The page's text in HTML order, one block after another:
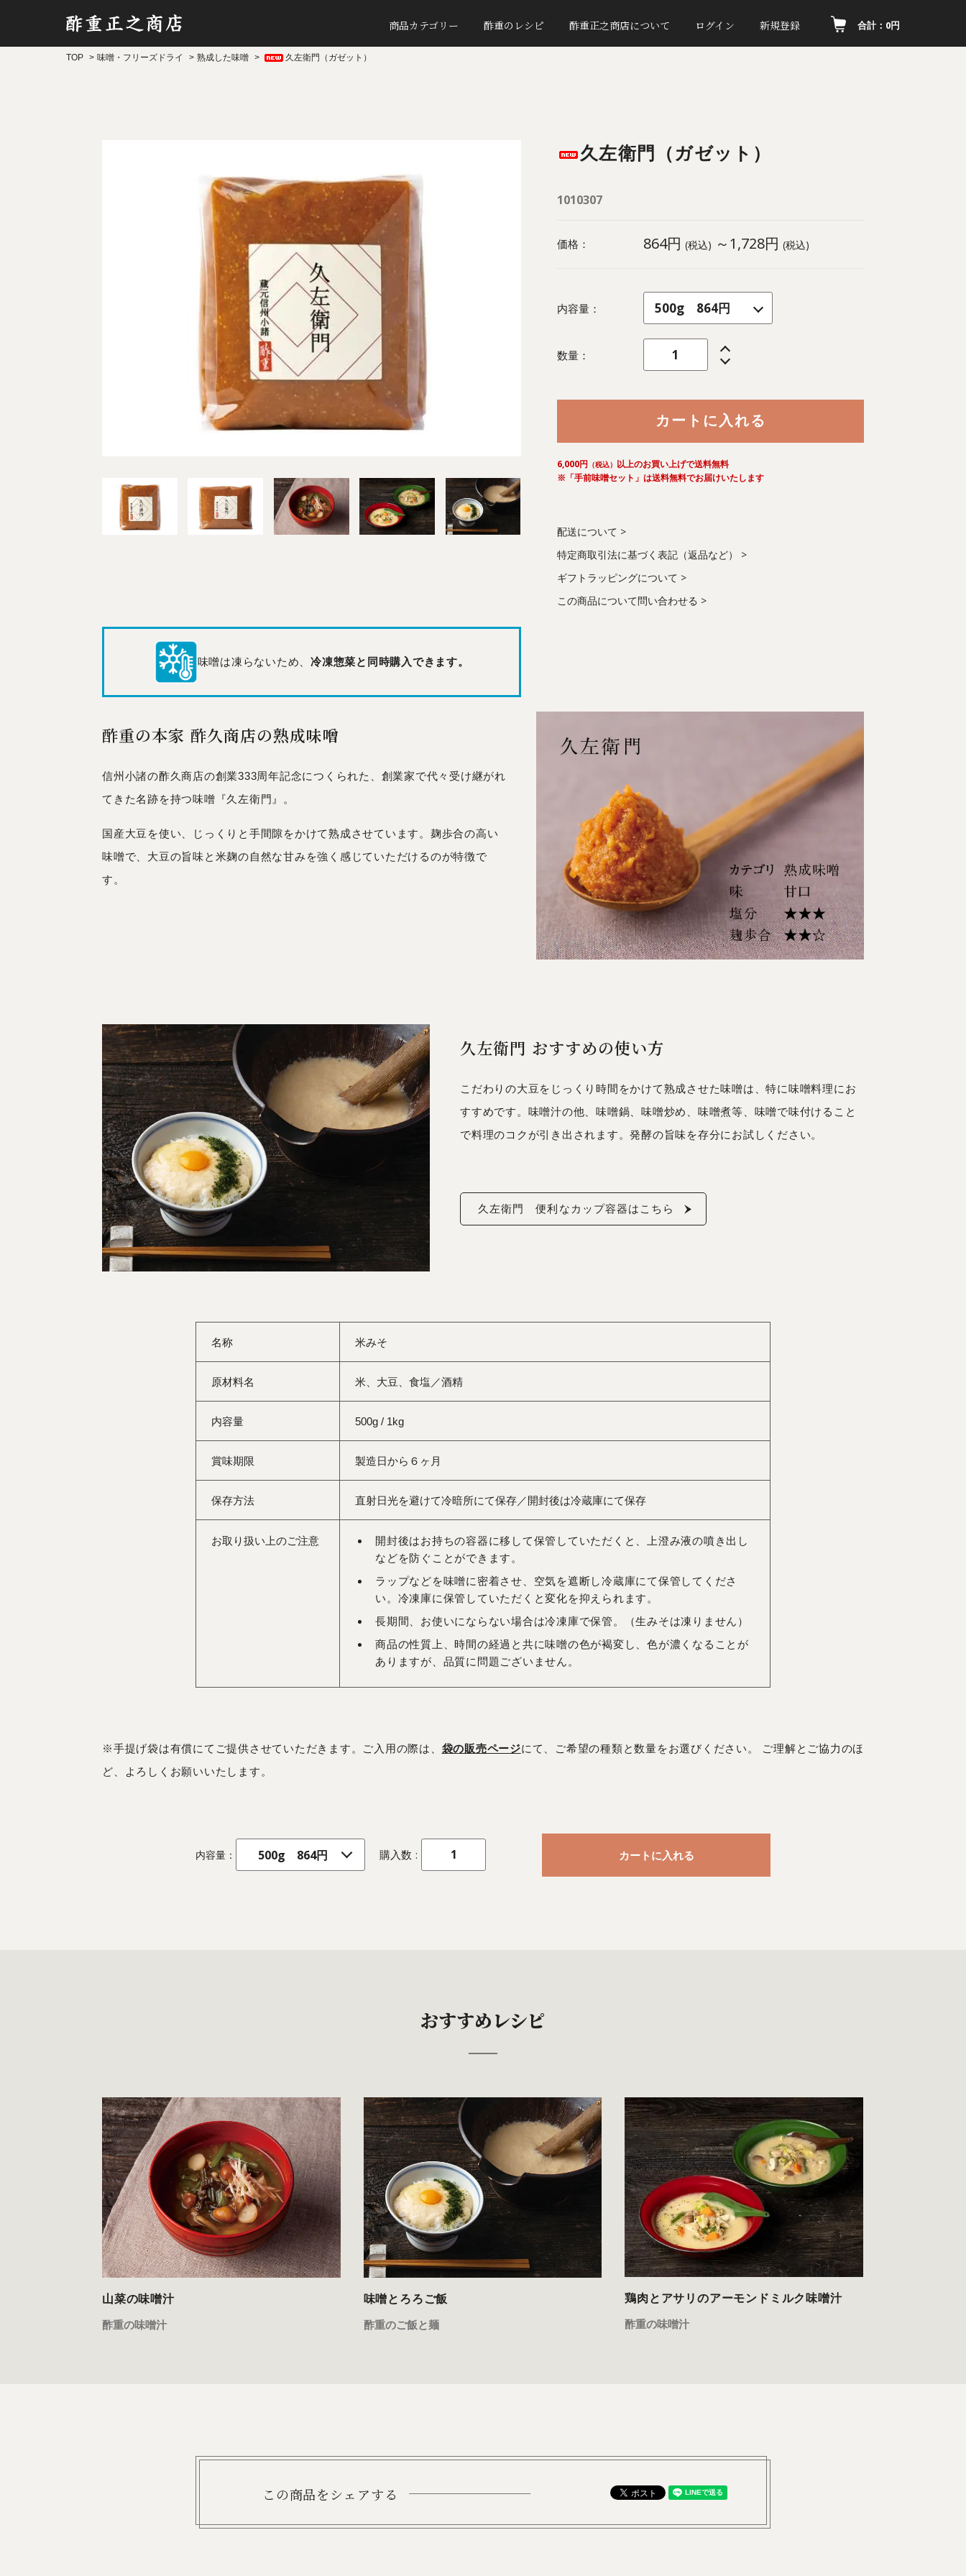
商品カテゴリー 酢重のレシピ 酢重正之商店について ログイン 新規登録 合計：0円
TOP 味噌・フリーズドライ 熟成した味噌 久左衛門（ガゼット）
久左衛門（ガゼット）
1010307
価格： 864円 (税込) ～1,728円 (税込)
内容量：
数量：
カートに入れる
6,000円 （税込） 以上のお買い上げで送料無料
※「手前味噌セット」は送料無料でお届けいたします
配送について
特定商取引法に基づく表記（返品など）
ギフトラッピングについて
この商品について問い合わせる
味噌は凍らないため、 冷凍惣菜と同時購入できます。
酢重の本家 酢久商店の熟成味噌
信州小諸の酢久商店の創業333周年記念につくられた、創業家で代々受け継がれ
てきた名跡を持つ味噌『久左衛門』。
国産大豆を使い、じっくりと手間隙をかけて熟成させています。麹歩合の高い
味噌で、大豆の旨味と米麹の自然な甘みを強く感じていただけるのが特徴で
す。
久左衛門 おすすめの使い方
こだわりの大豆をじっくり時間をかけて熟成させた味噌は、特に味噌料理にお
すすめです。味噌汁の他、味噌鍋、味噌炒め、味噌煮等、味噌で味付けること
で料理のコクが引き出されます。発酵の旨味を存分にお試しください。
久左衛門 便利なカップ容器はこちら
名称 米みそ
原材料名 米、大豆、食塩／酒精
内容量 500g / 1kg
賞味期限 製造日から６ヶ月
保存方法 直射日光を避けて冷暗所にて保存／開封後は冷蔵庫にて保存
お取り扱い上のご注意
開封後はお持ちの容器に移して保管していただくと、上澄み液の噴き出し
などを防ぐことができます。
ラップなどを味噌に密着させ、空気を遮断し冷蔵庫にて保管してくださ
い。冷凍庫に保管していただくと変化を抑えられます。
長期間、お使いにならない場合は冷凍庫で保管。（生みそは凍りません）
商品の性質上、時間の経過と共に味噌の色が褐変し、色が濃くなることが
ありますが、品質に問題ございません。
※手提げ袋は有償にてご提供させていただきます。ご入用の際は、 袋の販売ページにて、ご希望の種類と数量をお選びください。 ご理解とご協力のほ
ど、よろしくお願いいたします。
購入数
内容量：
おすすめレシピ
山菜の味噌汁
酢重の味噌汁
味噌とろろご飯
酢重のご飯と麺
鶏肉とアサリのアーモンドミルク味噌汁
酢重の味噌汁
この商品をシェアする